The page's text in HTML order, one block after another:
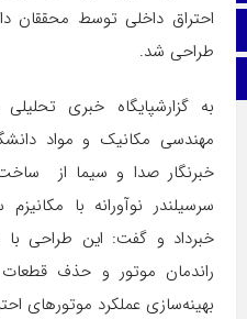
اینستاگرام
احتراق داخلی توسط محققان
طراحی شد.
به گزارشپایگاه خبری
مهندسی مکانیک و مواد
خبرنگار صدا و سیما از
سرسیلندر نوآورانه با
خبرداد و گفت: این طراحی با
راندمان موتور و حذف
بهینه‌سازی عملکرد موتور‌های